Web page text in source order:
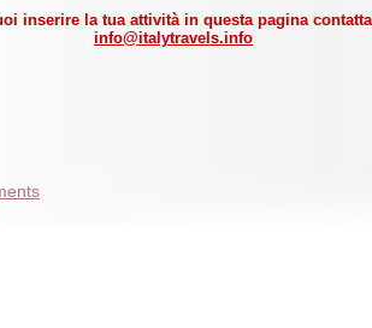
inserire la tua attività in questa pagina
info@italytravels.info